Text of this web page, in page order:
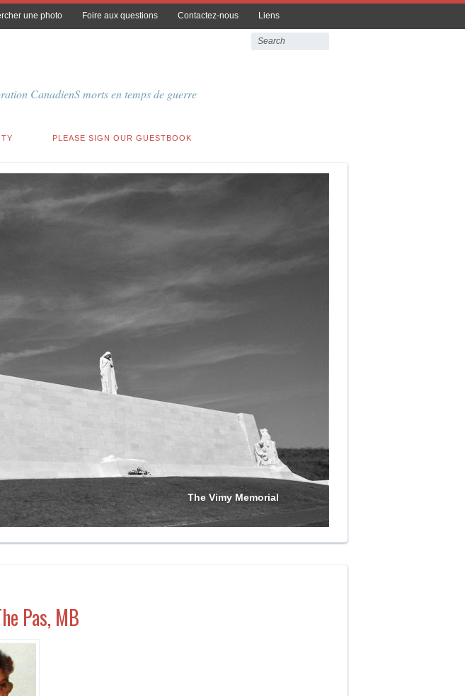
une photo Foire aux questions Contactez-nous Liens
CanadienS morts en temps de guerre
PLEASE SIGN OUR GUESTBOOK
The Vimy Memorial
Pas, MB